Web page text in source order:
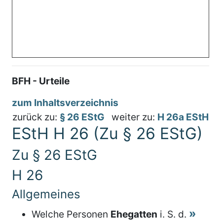
BFH - Urteile
zum Inhaltsverzeichnis
zurück zu: § 26 EStG weiter zu: H 26a EStH
EStH H 26 (Zu § 26 EStG)
Zu § 26 EStG
H 26
Allgemeines
Welche Personen Ehegatten i. S. d.